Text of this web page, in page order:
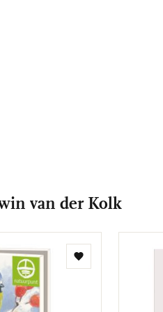
van der Kolk
Toevoegen